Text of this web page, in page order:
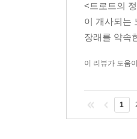
바탕으로 의구
민족주의 정체
재정립의 필요
오늘날 엔카로
<트로트의
이 개사되는
장래를 약속
이 리뷰가 도움
1